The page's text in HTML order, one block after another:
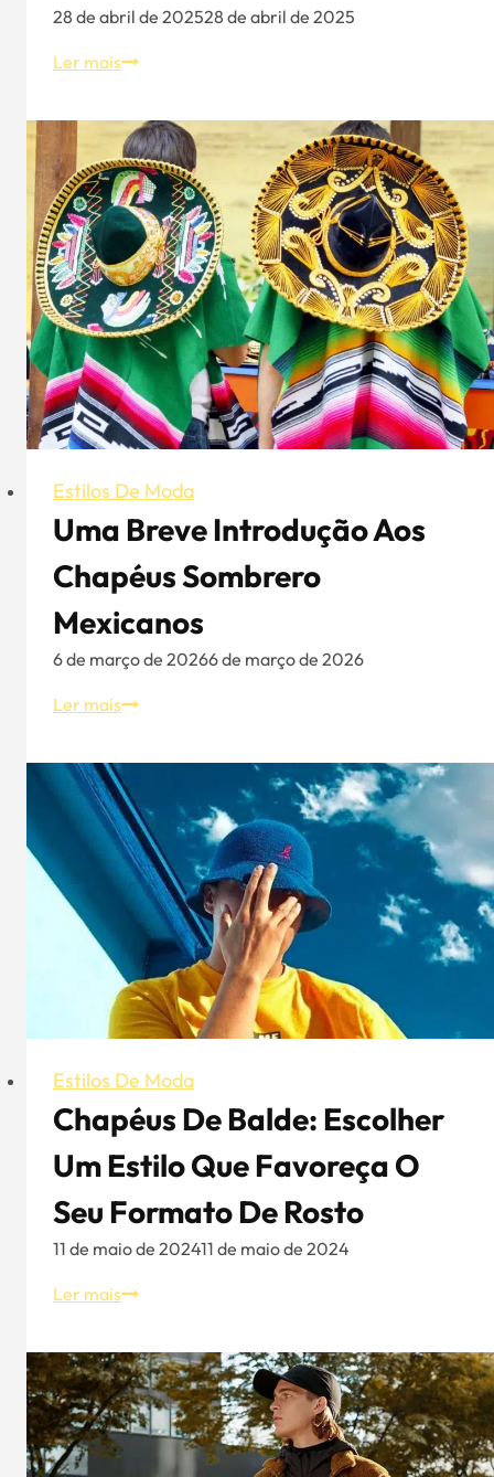
28 de abril de 202528 de abril de 2025
Ler maisTendência
moda
primavera
verão
-
Abrace
o
renascimento
das
bolinhas
Estilos De Moda
Uma Breve Introdução Aos
Chapéus Sombrero
Mexicanos
6 de março de 20266 de março de 2026
Ler maisUma
introdução
aos
chapéus
sombrero
mexicanos
Estilos De Moda
Chapéus De Balde: Escolher
Um Estilo Que Favoreça O
Seu Formato De Rosto
11 de maio de 202411 de maio de 2024
Ler maisChapéus
balde:
escolher
um
estilo